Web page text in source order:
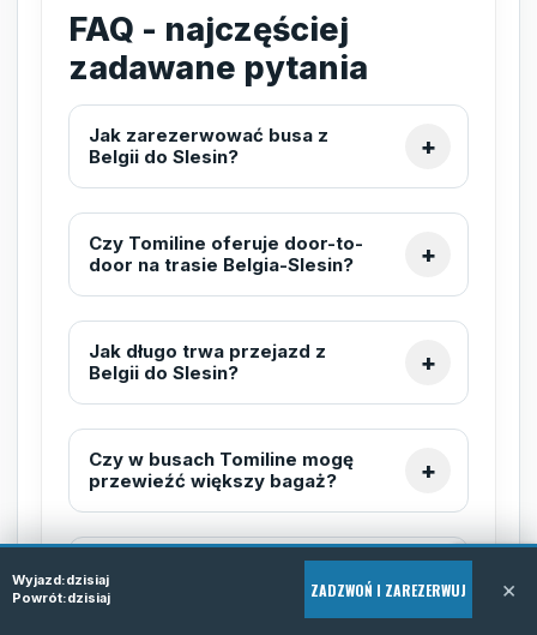
FAQ - najczęściej
zadawane pytania
Jak zarezerwować busa z
Belgii do Slesin?
Czy Tomiline oferuje door-to-
door na trasie Belgia-Slesin?
Jak długo trwa przejazd z
Belgii do Slesin?
Czy w busach Tomiline mogę
przewieźć większy bagaż?
Czy mogę podróżować z
zwierzęciem?
Wyjazd:dzisiaj
Powrót:dzisiaj ZADZWOŃ I ZAREZERWUJ ×